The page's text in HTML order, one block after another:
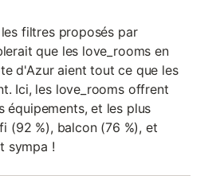
filtres proposés par
que les love_rooms en
d'Azur aient tout ce que les
Ici, les love_rooms offrent
équipements, et les plus
(92 %), balcon (76 %), et
sympa !